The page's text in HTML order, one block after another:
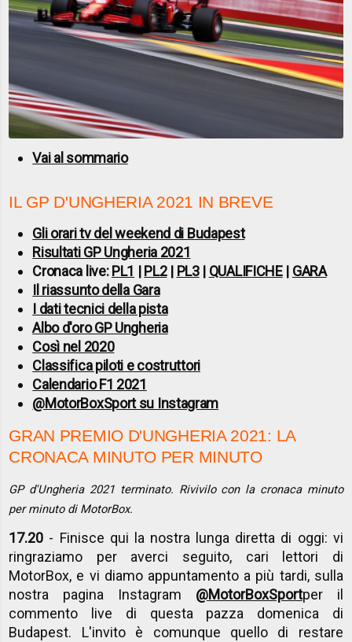
Vai al sommario
IL GP D'UNGHERIA 2021 IN BREVE
Gli orari tv del weekend di Budapest
Risultati GP Ungheria 2021
Cronaca live:PL1 | PL2| PL3| QUALIFICHE| GARA
Il riassunto della Gara
I dati tecnici della pista
Albo d'oro GP Ungheria
Così nel 2020
Classifica piloti e costruttori
Calendario F1 2021
@MotorBoxSport su Instagram
GRAN PREMIO D'UNGHERIA 2021: LA
CRONACA MINUTO PER MINUTO
GP d'Ungheria 2021 terminato. Rivivilo con la cronaca minuto
per minuto di MotorBox.
17.20 - Finisce qui la nostra lunga diretta di oggi: vi
ringraziamo per averci seguito, cari lettori di
MotorBox, e vi diamo appuntamento a più tardi, sulla
nostra pagina Instagram @MotorBoxSportper il
commento live di questa pazza domenica di
Budapest. L'invito è comunque quello di restare